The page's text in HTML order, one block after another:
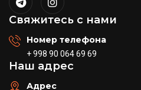
Свяжитесь с нами
Номер телефона
+ 998 90 064 69 69
Наш адрес
Адрес